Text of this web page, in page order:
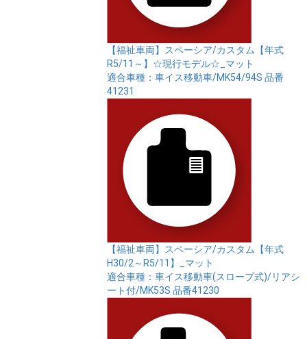
【福祉車両】スペーシア/カスタム【年式
R5/11～】☆現行モデル☆_マット
適合車種：車イス移動車/MK54/94S 品番
41231
【福祉車両】スペーシア/カスタム【年式
H30/2～R5/11】_マット
適合車種：車イス移動車(スロープ式)/リアシ
ート付/MK53S 品番41230